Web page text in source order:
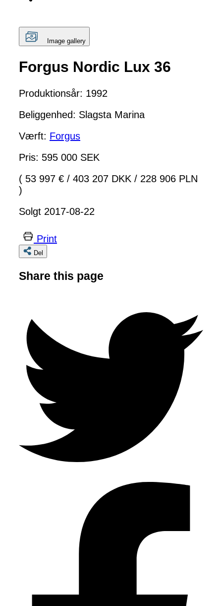
Image gallery
Forgus Nordic Lux 36
Produktionsår: 1992
Beliggenhed: Slagsta Marina
Værft: Forgus
Pris: 595 000 SEK
( 53 997 € / 403 207 DKK / 228 906 PLN
)
Solgt 2017-08-22
Print
Del
Share this page